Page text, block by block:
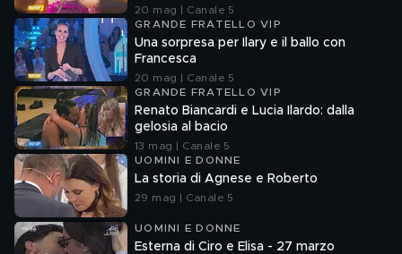
20 mag | Canale 5
GRANDE FRATELLO VIP
Una sorpresa per Ilary e il ballo con
Francesca
20 mag | Canale 5
GRANDE FRATELLO VIP
Renato Biancardi e Lucia Ilardo: dalla
gelosia al bacio
13 mag | Canale 5
UOMINI E DONNE
La storia di Agnese e Roberto
29 mag | Canale 5
UOMINI E DONNE
Esterna di Ciro e Elisa - 27 marzo